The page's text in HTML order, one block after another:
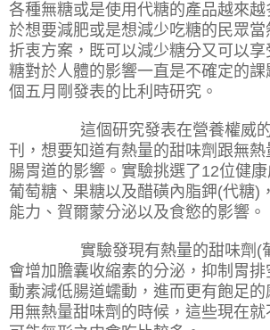
各種無糖或是使用代糖的產品越來
於想要減肥或是想減少吃糖的民眾
折衷方案，既可以減少糖分又可以
糖對於人體的影響一直是不確定的
個五月剛發表的比利時研究。
這個研究發表在營養權威的
刊，想要知道有熱量的甜味劑跟無
腸胃道的影響。實驗挑選了12位健
葡萄糖、果糖以及醋磺內脂鉀(代糖)
能力、賀爾蒙分泌以及食慾的影響。
實驗發現有熱量的甜味劑 (
會增加膽囊收縮素的分泌，抑制胃
動素減低腸道蠕動，進而更有飽足
用無熱量甜味劑的時候，這些現在